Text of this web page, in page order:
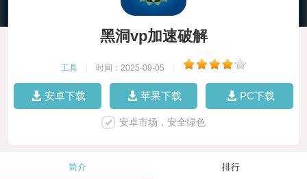
黑洞vp加速破解
工具 时间：2025-09-05
安卓下载 苹果下载 PC下载
安卓市场，安全绿色
简介 排行